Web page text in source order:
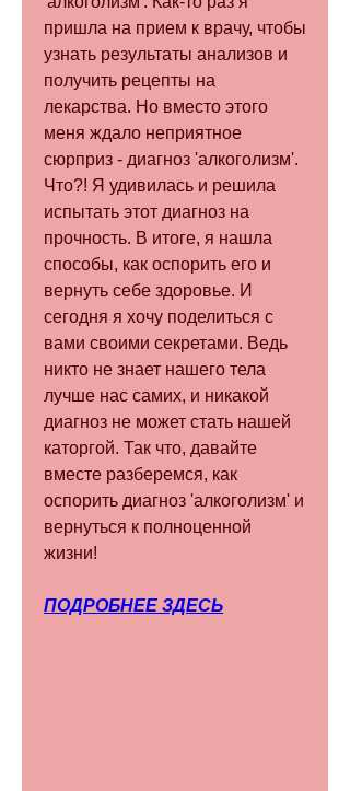
пришла на прием к врачу, чтобы
узнать результаты анализов и
получить рецепты на
лекарства. Но вместо этого
меня ждало неприятное
сюрприз - диагноз 'алкоголизм'.
Что?! Я удивилась и решила
испытать этот диагноз на
прочность. В итоге, я нашла
способы, как оспорить его и
вернуть себе здоровье. И
сегодня я хочу поделиться с
вами своими секретами. Ведь
никто не знает нашего тела
лучше нас самих, и никакой
диагноз не может стать нашей
каторгой. Так что, давайте
вместе разберемся, как
оспорить диагноз 'алкоголизм' и
вернуться к полноценной
жизни!
ПОДРОБНЕЕ ЗДЕСЬ